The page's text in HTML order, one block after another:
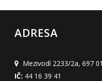
ADRESA
Mezivodí 2233/2a, 697
IČ: 44 16 39 41